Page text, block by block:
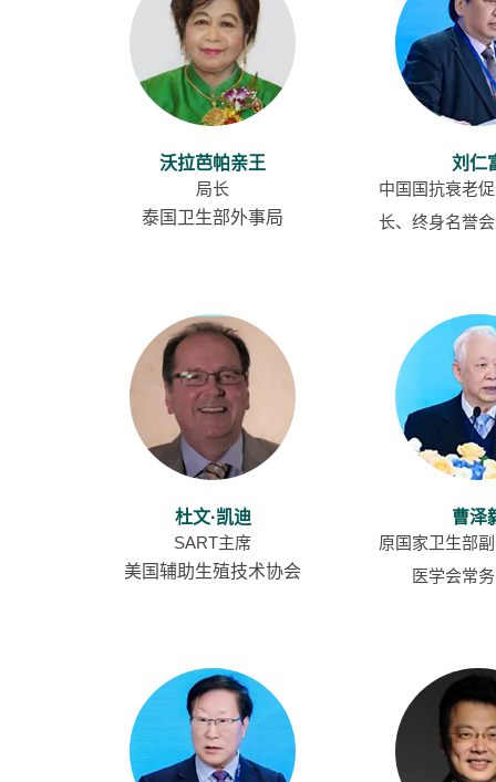
资料下载
沃拉芭帕亲王
局长
泰国卫生部外事局
刘仁
中国国抗衰老
长、终身名誉
杜文·凯迪
SART主席
美国辅助生殖技术协会
曹泽
原国家卫生部
医学会常